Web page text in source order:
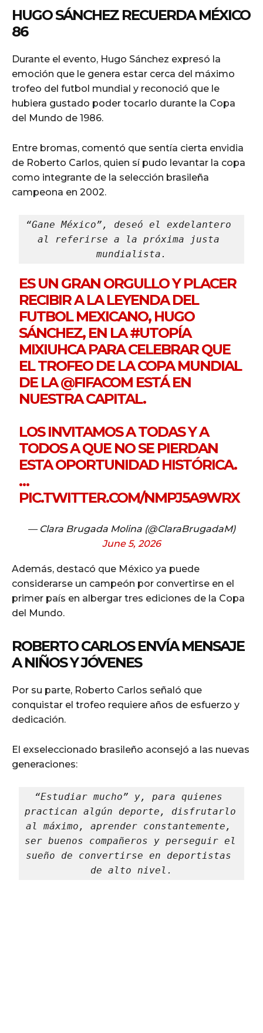
HUGO SÁNCHEZ RECUERDA MÉXICO
86
Durante el evento, Hugo Sánchez expresó la
emoción que le genera estar cerca del máximo
trofeo del futbol mundial y reconoció que le
hubiera gustado poder tocarlo durante la Copa
del Mundo de 1986.
Entre bromas, comentó que sentía cierta envidia
de Roberto Carlos, quien sí pudo levantar la copa
como integrante de la selección brasileña
campeona en 2002.
“Gane México”, deseó el exdelantero
al referirse a la próxima justa
mundialista.
ES UN GRAN ORGULLO Y PLACER
RECIBIR A LA LEYENDA DEL
FUTBOL MEXICANO, HUGO
SÁNCHEZ, EN LA#UTOPÍA
MIXIUHCA PARA CELEBRAR QUE
EL TROFEO DE LA COPA MUNDIAL
DE LA@FIFACOM ESTÁ EN
NUESTRA CAPITAL.
​LOS INVITAMOS A TODAS Y A
TODOS A QUE NO SE PIERDAN
ESTA OPORTUNIDAD HISTÓRICA.
…
PIC.TWITTER.COM/NMPJ5A9WRX
— Clara Brugada Molina (@ClaraBrugadaM)
June 5, 2026
Además, destacó que México ya puede
considerarse un campeón por convertirse en el
primer país en albergar tres ediciones de la Copa
del Mundo.
ROBERTO CARLOS ENVÍA MENSAJE
A NIÑOS Y JÓVENES
Por su parte, Roberto Carlos señaló que
conquistar el trofeo requiere años de esfuerzo y
dedicación.
El exseleccionado brasileño aconsejó a las nuevas
generaciones:
“Estudiar mucho” y, para quienes
practican algún deporte, disfrutarlo
al máximo, aprender constantemente,
ser buenos compañeros y perseguir el
sueño de convertirse en deportistas
de alto nivel.